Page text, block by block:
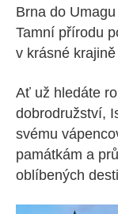
Brna do
Tamní přírodu
v krásné
Ať už hledáte
dobrodružství,
svému
památkám a
oblíbených